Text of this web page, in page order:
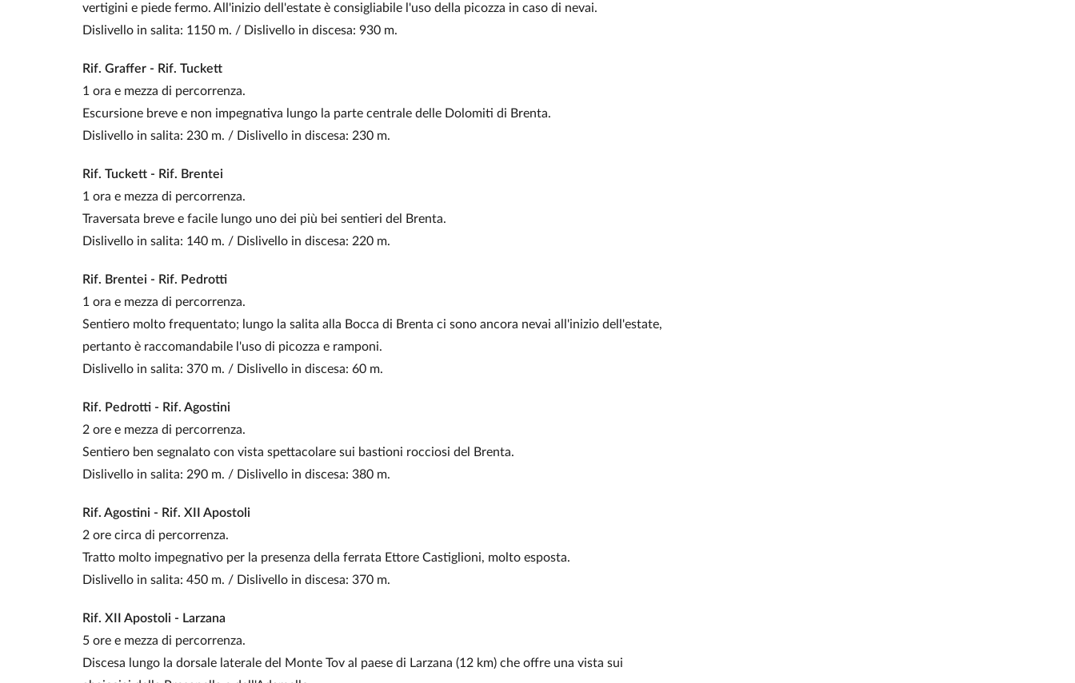
vertigini e piede fermo. All'inizio dell'estate è consigliabile l'uso della picozza in caso di nevai.
Dislivello in salita: 1150 m. / Dislivello in discesa: 930 m.
Rif. Graffer - Rif. Tuckett
1 ora e mezza di percorrenza.
Escursione breve e non impegnativa lungo la parte centrale delle Dolomiti di Brenta.
Dislivello in salita: 230 m. / Dislivello in discesa: 230 m.
Rif. Tuckett - Rif. Brentei
1 ora e mezza di percorrenza.
Traversata breve e facile lungo uno dei più bei sentieri del Brenta.
Dislivello in salita: 140 m. / Dislivello in discesa: 220 m.
Rif. Brentei - Rif. Pedrotti
1 ora e mezza di percorrenza.
Sentiero molto frequentato; lungo la salita alla Bocca di Brenta ci sono ancora nevai all'inizio dell'estate,
pertanto è raccomandabile l'uso di picozza e ramponi.
Dislivello in salita: 370 m. / Dislivello in discesa: 60 m.
Rif. Pedrotti - Rif. Agostini
2 ore e mezza di percorrenza.
Sentiero ben segnalato con vista spettacolare sui bastioni rocciosi del Brenta.
Dislivello in salita: 290 m. / Dislivello in discesa: 380 m.
Rif. Agostini - Rif. XII Apostoli
2 ore circa di percorrenza.
Tratto molto impegnativo per la presenza della ferrata Ettore Castiglioni, molto esposta.
Dislivello in salita: 450 m. / Dislivello in discesa: 370 m.
Rif. XII Apostoli - Larzana
5 ore e mezza di percorrenza.
Discesa lungo la dorsale laterale del Monte Tov al paese di Larzana (12 km) che offre una vista sui